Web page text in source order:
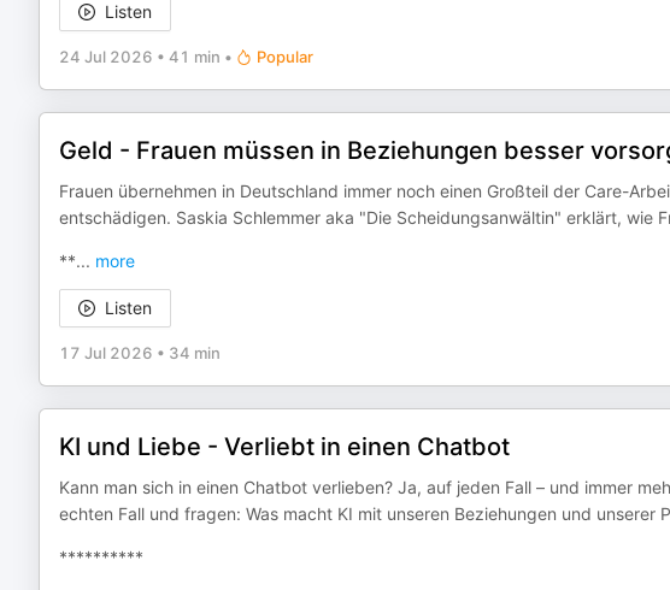
Listen
24 Jul 2026 • 41 min • Popular
Geld - Frauen müssen in Beziehungen besser
Frauen übernehmen in Deutschland immer noch einen Großteil der Care-
entschädigen. Saskia Schlemmer aka "Die Scheidungsanwältin" erklärt, wie
**... more
Listen
17 Jul 2026 • 34 min
KI und Liebe - Verliebt in einen Chatbot
Kann man sich in einen Chatbot verlieben? Ja, auf jeden Fall – und immer
echten Fall und fragen: Was macht KI mit unseren Beziehungen und unserer
**********